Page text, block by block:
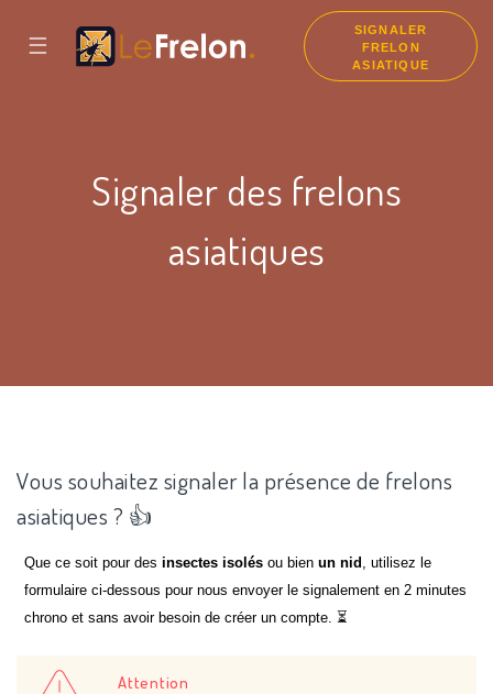
☰
SIGNALER
FRELON
ASIATIQUE
Signaler des frelons
asiatiques
Vous souhaitez signaler la présence de frelons
asiatiques ? 👍
Que ce soit pour desinsectes isolés ou bienun nid , utilisez le
formulaire ci-dessous pour nous envoyer le signalement en 2 minutes
chrono et sans avoir besoin de créer un compte. ⏳
Attention